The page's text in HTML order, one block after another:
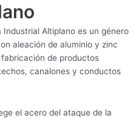
Altiplano es un género
aleación de aluminio y zinc
de productos
canalones y conductos
el acero del ataque de la